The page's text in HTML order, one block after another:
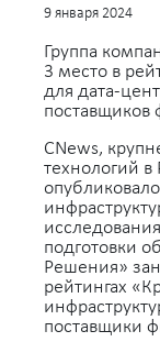
9 января 2024
Группа
3 место в
для
поставщиков
CNews,
технологий в
подготовки
Решения»
рейтингах
поставщики